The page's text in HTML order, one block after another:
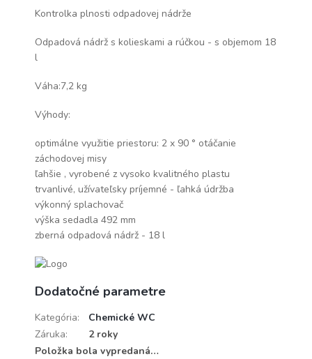
Kontrolka plnosti odpadovej nádrže
Odpadová nádrž s kolieskami a rúčkou - s objemom 18
l
Váha:7,2 kg
Výhody:
optimálne využitie priestoru: 2 x 90 ° otáčanie
záchodovej misy
ľahšie , vyrobené z vysoko kvalitného plastu
trvanlivé, užívateľsky príjemné - ľahká údržba
výkonný splachovač
výška sedadla 492 mm
zberná odpadová nádrž - 18 l
Dodatočné parametre
Kategória:
Chemické WC
Záruka:
2 roky
Položka bola vypredaná…